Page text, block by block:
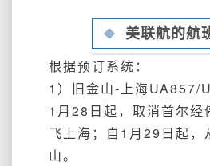
美联航的航
根据预订系统：
1 ）旧金山-上海UA857/
1月28日起，取消首尔经
飞上海； 自1月29日起，
山。